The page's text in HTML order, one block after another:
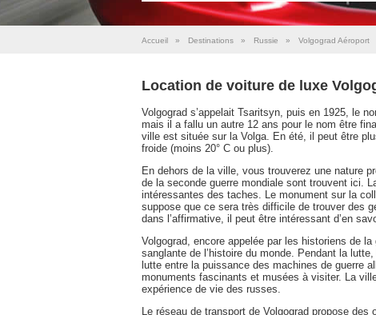
Accueil » Destinations » Russie » Volgograd Aéroport
Location de voiture de luxe
Volgograd s’appelait Tsaritsyn, puis en 1925, le
mais il a fallu un autre 12 ans pour le nom être
ville est située sur la Volga. En été, il peut être
froide (moins 20° C ou plus).
En dehors de la ville, vous trouverez une nature
de la seconde guerre mondiale sont trouvent ici.
intéressantes des taches. Le monument sur la
suppose que ce sera très difficile de trouver des
dans l’affirmative, il peut être intéressant d’en
Volgograd, encore appelée par les historiens de
sanglante de l’histoire du monde. Pendant la
lutte entre la puissance des machines de guerre
monuments fascinants et musées à visiter. La
expérience de vie des russes.
Le réseau de transport de Volgograd propose